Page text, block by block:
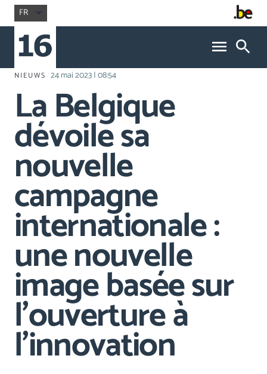
FR
NIEUWS 24 mai 2023 | 08:54
La Belgique
dévoile sa
nouvelle
campagne
internationale :
une nouvelle
image basée sur
l’ouverture à
l'innovation